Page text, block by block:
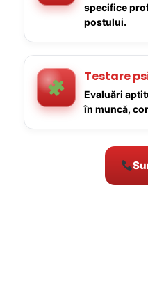
specifice
postului.
Testare
Evaluări
în muncă,